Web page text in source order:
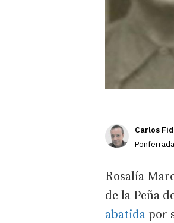
Carlos
Ponferrada
Rosalía
de la Peña
abatida por